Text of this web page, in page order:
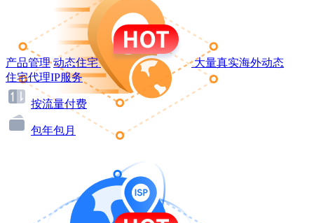
产品管理 动态住宅
大量真实海外动态
住宅代理IP服务
按流量付费
包年包月